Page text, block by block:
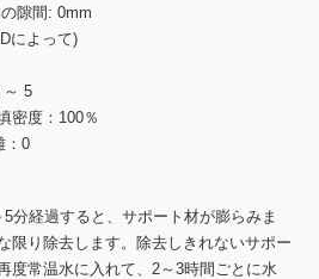
の隙間: 0mm
によって)
～ 5
密度：100％
：0
分経過すると、サポート材が膨らみま
限り除去します。除去しきれないサポー
度常温水に入れて、2～3時間ごとに水